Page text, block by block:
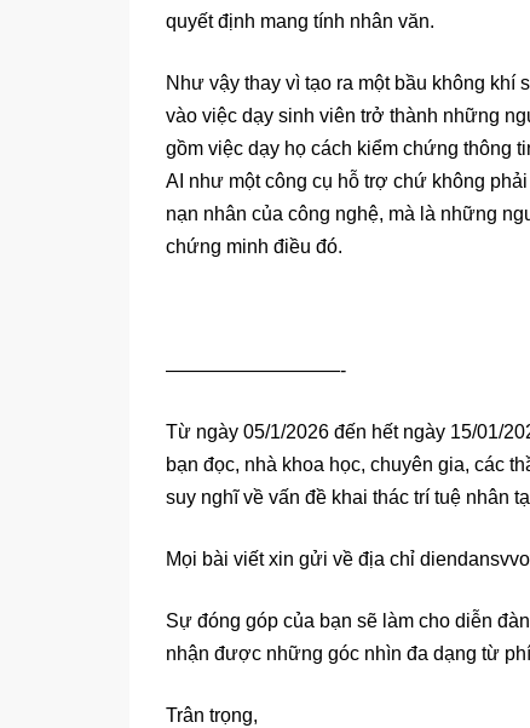
quyết định mang tính nhân văn.
Như vậy thay vì tạo ra một bầu không khí
vào việc dạy sinh viên trở thành những
gồm việc dạy họ cách kiểm chứng thông
AI như một công cụ hỗ trợ chứ không
nạn nhân của công nghệ, mà là những
chứng minh điều đó.
—————————-
Từ ngày 05/1/2026 đến hết ngày 15/01/
bạn đọc, nhà khoa học, chuyên gia, các
suy nghĩ về vấn đề khai thác trí tuệ nhân
Mọi bài viết xin gửi về địa chỉ
Sự đóng góp của bạn sẽ làm cho diễn
nhận được những góc nhìn đa dạng từ
Trân trọng,